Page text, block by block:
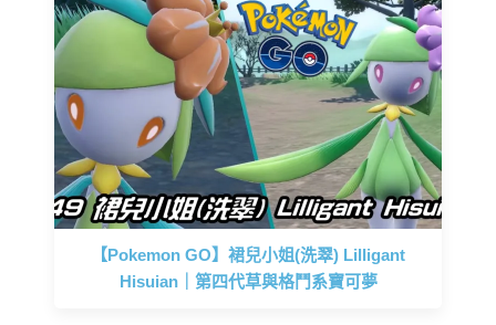
【Pokemon GO】裙兒小姐(洗翠) Lilligant
Hisuian｜第四代草與格鬥系寶可夢